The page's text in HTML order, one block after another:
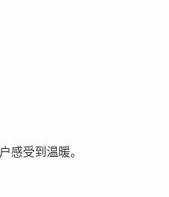
感受到温暖。